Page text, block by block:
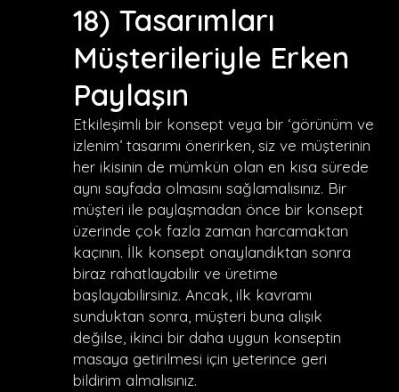
18) Tasarımları
Müşterileriyle Erken
Paylaşın
Etkileşimli bir konsept veya bir ‘görünüm ve
izlenim’ tasarımı önerirken, siz ve müşterinin
her ikisinin de mümkün olan en kısa sürede
aynı sayfada olmasını sağlamalısınız. Bir
müşteri ile paylaşmadan önce bir konsept
üzerinde çok fazla zaman harcamaktan
kaçının. İlk konsept onaylandıktan sonra
biraz rahatlayabilir ve üretime
başlayabilirsiniz. Ancak, ilk kavramı
sunduktan sonra, müşteri buna alışık
değilse, ikinci bir daha uygun konseptin
masaya getirilmesi için yeterince geri
bildirim almalısınız.